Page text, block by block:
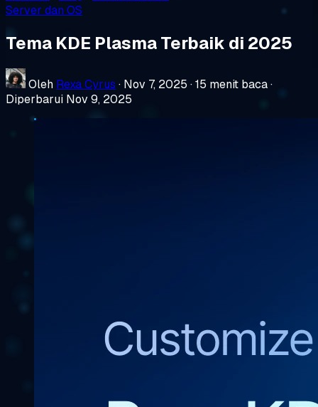
Server dan OS
Tema KDE Plasma Terbaik di 2025
Oleh Rexa Cyrus · Nov 7, 2025 ·15 menit baca·
Diperbarui Nov 9, 2025